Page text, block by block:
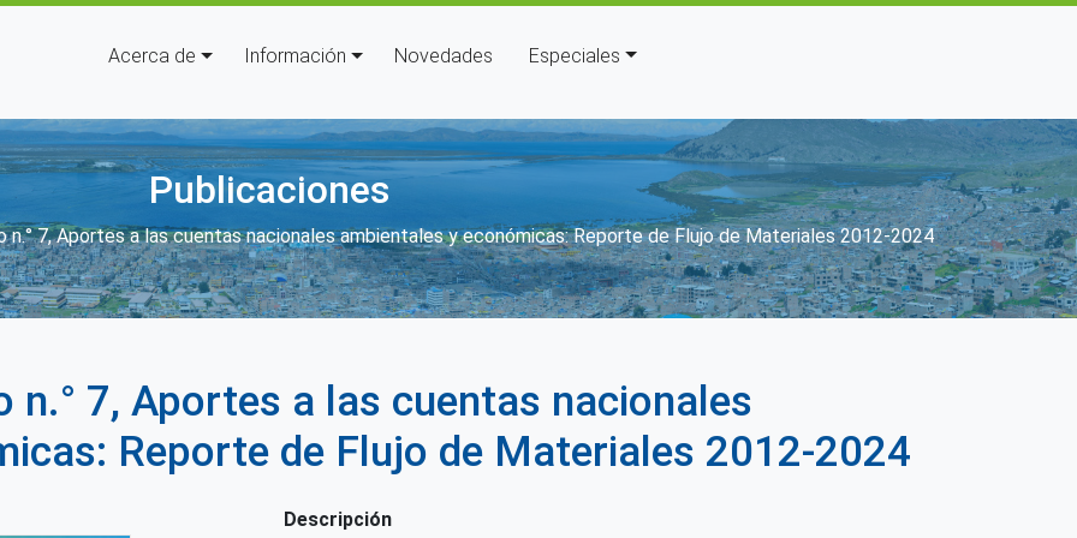
Navegación principal
Acerca de Información Novedades Especiales
Publicaciones
a la navegación
n.° 7, Aportes a las cuentas nacionales ambientales y económicas: Reporte de Flujo de Materiales 2012-2024
n.° 7, Aportes a las cuentas nacionales
Reporte de Flujo de Materiales 2012-2024
Descripción